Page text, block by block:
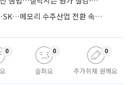
‘5년 LTA’ 늘리는 삼성·SK…메모리 수주산업 전환 속 다른 셈법
0
슬퍼요
0
추가취재 원해요
0